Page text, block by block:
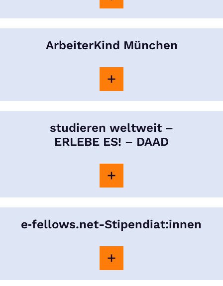
ArbeiterKind München
studieren weltweit –
ERLEBE ES! – DAAD
e‑fellows.net-Stipendiat:innen